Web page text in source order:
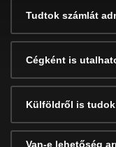
Tudtok számlát
Cégként is
Külföldről is
Van-e lehetőség